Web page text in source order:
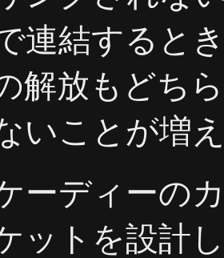
連結すると
解放もどち
いことが増
ーディーの
ットを設計